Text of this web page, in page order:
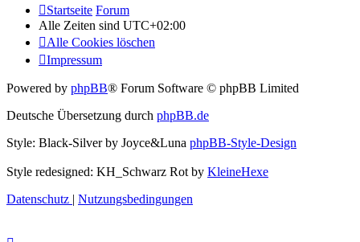
Startseite Forum
Alle Zeiten sind UTC+02:00
Alle Cookies löschen
Impressum
Powered by phpBB® Forum Software © phpBB Limited
Deutsche Übersetzung durch phpBB.de
Style: Black-Silver by Joyce&Luna phpBB-Style-Design
Style redesigned: KH_Schwarz Rot by KleineHexe
Datenschutz | Nutzungsbedingungen